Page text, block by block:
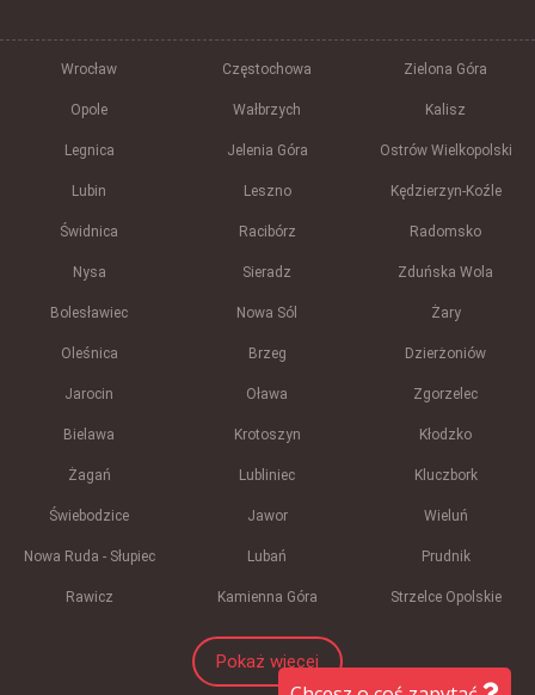
Wrocław Częstochowa Zielona Góra
Opole Wałbrzych Kalisz
Legnica Jelenia Góra Ostrów Wielkopolski
Lubin Leszno Kędzierzyn-Koźle
Świdnica Racibórz Radomsko
Nysa Sieradz Zduńska Wola
Bolesławiec Nowa Sól Żary
Oleśnica Brzeg Dzierżoniów
Jarocin Oława Zgorzelec
Bielawa Krotoszyn Kłodzko
Żagań Lubliniec Kluczbork
Świebodzice Jawor Wieluń
Nowa Ruda - Słupiec Lubań Prudnik
Rawicz Kamienna Góra Strzelce Opolskie
Pokaż więcej